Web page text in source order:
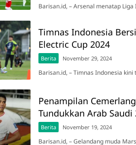
Barisan.id, – Arsenal menatap
Timnas Indonesia
Electric Cup 2024
Berita November 29, 2024
Barisan.id, – Timnas Indonesia
Penampilan
Tundukkan Arab Saudi
Berita November 19, 2024
Barisan.id, – Gelandang muda